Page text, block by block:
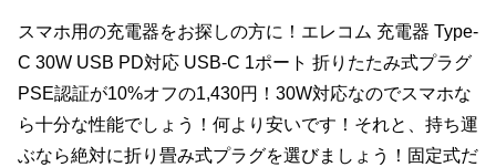
スマホ用の充電器をお探しの方に！エレコム 充電器 Type-
C 30W USB PD対応 USB-C 1ポート 折りたたみ式プラグ
PSE認証が10%オフの1,430円！30W対応なのでスマホな
ら十分な性能でしょう！何より安いです！それと、持ち運
ぶなら絶対に折り畳み式プラグを選びましょう！固定式だ